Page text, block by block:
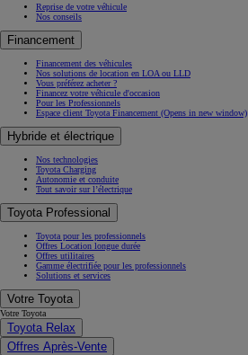
Reprise de votre véhicule
Nos conseils
Financement
Financement des véhicules
Nos solutions de location en LOA ou LLD
Vous préférez acheter ?
Financez votre véhicule d'occasion
Pour les Professionnels
Espace client Toyota Financement (Opens in new window)
Hybride et électrique
Nos technologies
Toyota Charging
Autonomie et conduite
Tout savoir sur l’électrique
Toyota Professional
Toyota pour les professionnels
Offres Location longue durée
Offres utilitaires
Gamme électrifiée pour les professionnels
Solutions et services
Votre Toyota
Votre Toyota
Toyota Relax
Offres Après-Vente